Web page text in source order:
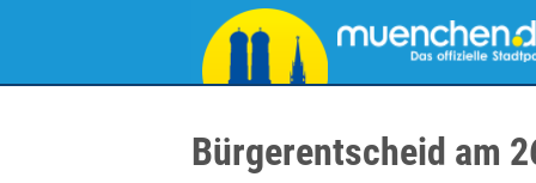
Bürgerentscheid am